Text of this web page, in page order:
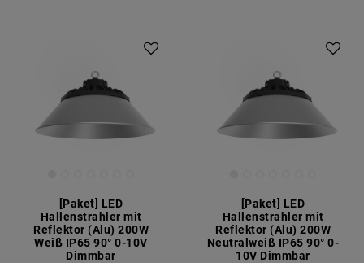
[Paket] LED
Hallenstrahler mit
Reflektor (Alu) 200W
Weiß IP65 90° 0-10V
Dimmbar
[Paket] LED
Hallenstrahler mit
Reflektor (Alu) 200W
Neutralweiß IP65 90° 0-
10V Dimmbar